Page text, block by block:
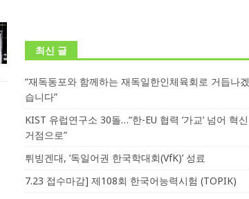
최신 글
“재독동포와 함께하는 재독일한인체육회로 거듭나겠
습니다”
KIST 유럽연구소 30돌…“한-EU 협력 ‘가교’ 넘어 혁신
거점으로”
튀빙겐대, ‘독일어권 한국학대회(VfK)’ 성료
7.23 접수마감] 제108회 한국어능력시험 (TOPIK)